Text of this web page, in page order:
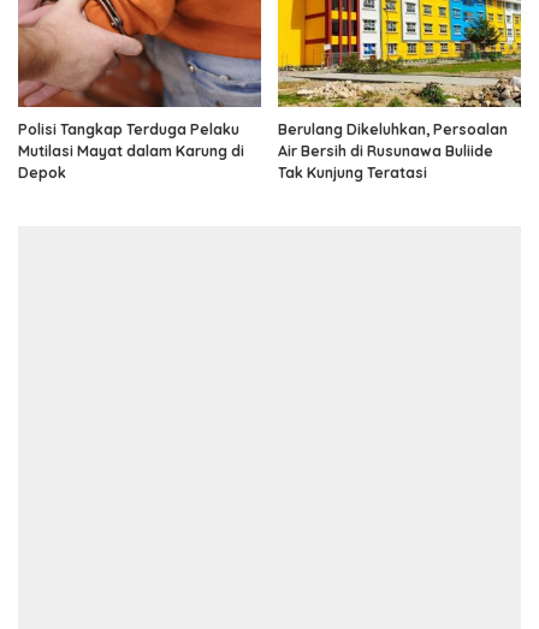
Polisi Tangkap Terduga Pelaku
Mutilasi Mayat dalam Karung di
Depok
Berulang Dikeluhkan, Persoalan
Air Bersih di Rusunawa Buliide
Tak Kunjung Teratasi